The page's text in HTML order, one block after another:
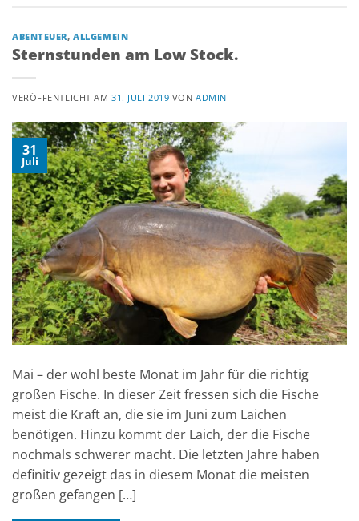
ABENTEUER,ALLGEMEIN
Sternstunden am Low Stock.
VERÖFFENTLICHT AM31. JULI 2019 VONADMIN
31
Juli
Mai – der wohl beste Monat im Jahr für die richtig
großen Fische. In dieser Zeit fressen sich die Fische
meist die Kraft an, die sie im Juni zum Laichen
benötigen. Hinzu kommt der Laich, der die Fische
nochmals schwerer macht. Die letzten Jahre haben
definitiv gezeigt das in diesem Monat die meisten
großen gefangen […]